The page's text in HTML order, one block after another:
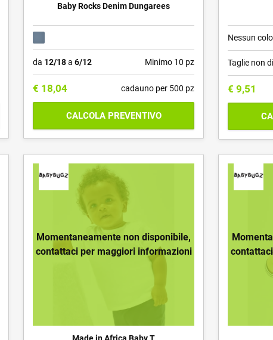
Baby Rocks Denim Dungarees
da 12/18a 6/12 Minimo 10 pz
€ 18,04 cadauno per 500 pz
CALCOLA PREVENTIVO
Nessun
Taglie non
€ 9,51
Momentaneamente non disponibile,
contattaci per maggiori informazioni